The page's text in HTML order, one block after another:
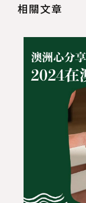
相關文章